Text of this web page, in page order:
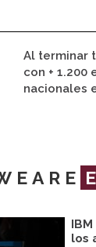
Al terminar
con + 1.200
nacionales
los